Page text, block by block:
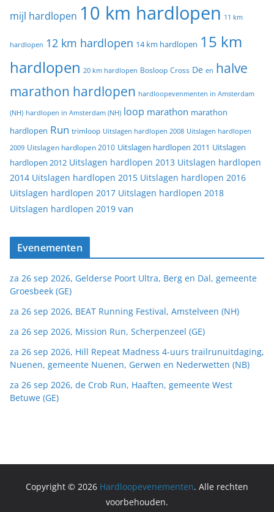
mijl hardlopen 10 km hardlopen 11 km
hardlopen 12 km hardlopen 14 km hardlopen 15 km
hardlopen 20 km hardlopen Bosloop Cross De en halve
marathon hardlopen hardloopevenmenten in Amsterdam
(NH) hardlopen in Amsterdam (NH) loop marathon marathon
hardlopen Run trimloop Uitslagen hardlopen 2008 Uitslagen hardlopen
2009 Uitslagen hardlopen 2010 Uitslagen hardlopen 2011 Uitslagen
hardlopen 2012 Uitslagen hardlopen 2013 Uitslagen hardlopen
2014 Uitslagen hardlopen 2015 Uitslagen hardlopen 2016
Uitslagen hardlopen 2017 Uitslagen hardlopen 2018
Uitslagen hardlopen 2019 van
Evenementen
za 26 sep 2026, Gelderse Poort Ultra, Berg en Dal, gemeente
Groesbeek (GE)
za 26 sep 2026, BEAT Running Festival, Amstelveen (NH)
za 26 sep 2026, Mission Run, Scherpenzeel (GE)
za 26 sep 2026, Hill Repeat Madness 4-uurs trailrunuitdaging,
Nuenen, gemeente Nuenen, Gerwen en Nederwetten (NB)
za 26 sep 2026, de Crob Run, Haaften, gemeente West
Betuwe (GE)
Copyright © 2026 Hardloopevenementen. Alle rechten
voorbehouden.